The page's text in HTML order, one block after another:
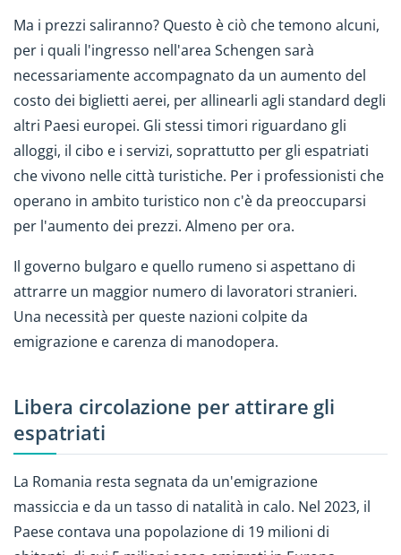
Ma i prezzi saliranno? Questo è ciò che temono alcuni,
per i quali l'ingresso nell'area Schengen sarà
necessariamente accompagnato da un aumento del
costo dei biglietti aerei, per allinearli agli standard degli
altri Paesi europei. Gli stessi timori riguardano gli
alloggi, il cibo e i servizi, soprattutto per gli espatriati
che vivono nelle città turistiche. Per i professionisti che
operano in ambito turistico non c'è da preoccuparsi
per l'aumento dei prezzi. Almeno per ora.
Il governo bulgaro e quello rumeno si aspettano di
attrarre un maggior numero di lavoratori stranieri.
Una necessità per queste nazioni colpite da
emigrazione e carenza di manodopera.
Libera circolazione per attirare gli
espatriati
La Romania resta segnata da un'emigrazione
massiccia e da un tasso di natalità in calo. Nel 2023, il
Paese contava una popolazione di 19 milioni di